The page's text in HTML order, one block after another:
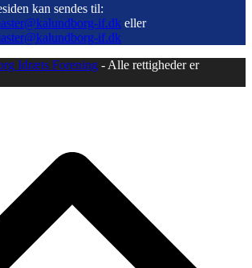
kan sendes til:
if.dk eller
if.dk
Idræts Forening - Alle rettigheder er